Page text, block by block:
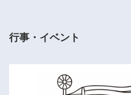
行事・イベント